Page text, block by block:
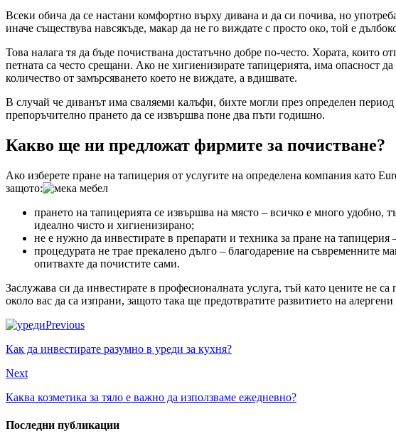
Всеки обича да се настани комфортно върху дивана и да си почива, но
иначе съществува навсякъде, макар да не го виждате с просто око, той е
Това налага тя да бъде почиствана достатъчно добре по-често. Хората,
петната са често срещани. Ако не хигиенизирате тапицерията, има опасност
количество от замърсяването което не виждате, а вдишвате.
В случай че диванът има сваляеми калъфи, бихте могли през определен
препоръчително прането да се извършва поне два пъти годишно.
Какво ще ни предложат фирмите за почистване?
Ако изберете пране на тапицерия от услугите на определена компания като
защото:
прането на тапицерията се извършва на място – всичко е много удобно,
идеално чисто и хигиенизирано;
не е нужно да инвестирате в препарати и техника за пране на
процедурата не трае прекалено дълго – благодарение на съвременните
опитвахте да почистите сами.
Заслужава си да инвестирате в професионалната услуга, тъй като цените не
около вас да са изпрани, защото така ще предотвратите развитието на
Previous
Как да инвестирате разумно в уреди за кухня?
Next
Каква козметика за тяло е важно да използваме ежедневно?
Последни публикации